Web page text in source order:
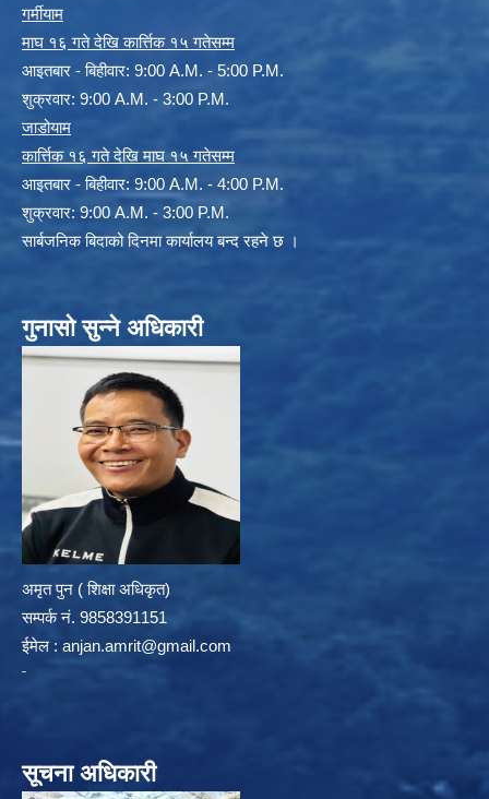
गर्मीयाम
माघ १६ गते देखि कार्त्तिक १५ गतेसम्म
आइतबार - बिहीवार: 9:00 A.M. - 5:00 P.M.
शुक्रवार: 9:00 A.M. - 3:00 P.M.
जाडोयाम
कार्त्तिक १६ गते देखि माघ १५ गतेसम्म
आइतबार - बिहीवार: 9:00 A.M. - 4:00 P.M.
शुक्रवार: 9:00 A.M. - 3:00 P.M.
सार्बजनिक बिदाको दिनमा कार्यालय बन्द रहने छ ।
गुनासो सुन्ने अधिकारी
अमृत पुन ( शिक्षा अधिकृत)
सम्पर्क न‌ं. 9858391151
ईमेल : anjan.amrit@gmail.com
सूचना अधिकारी